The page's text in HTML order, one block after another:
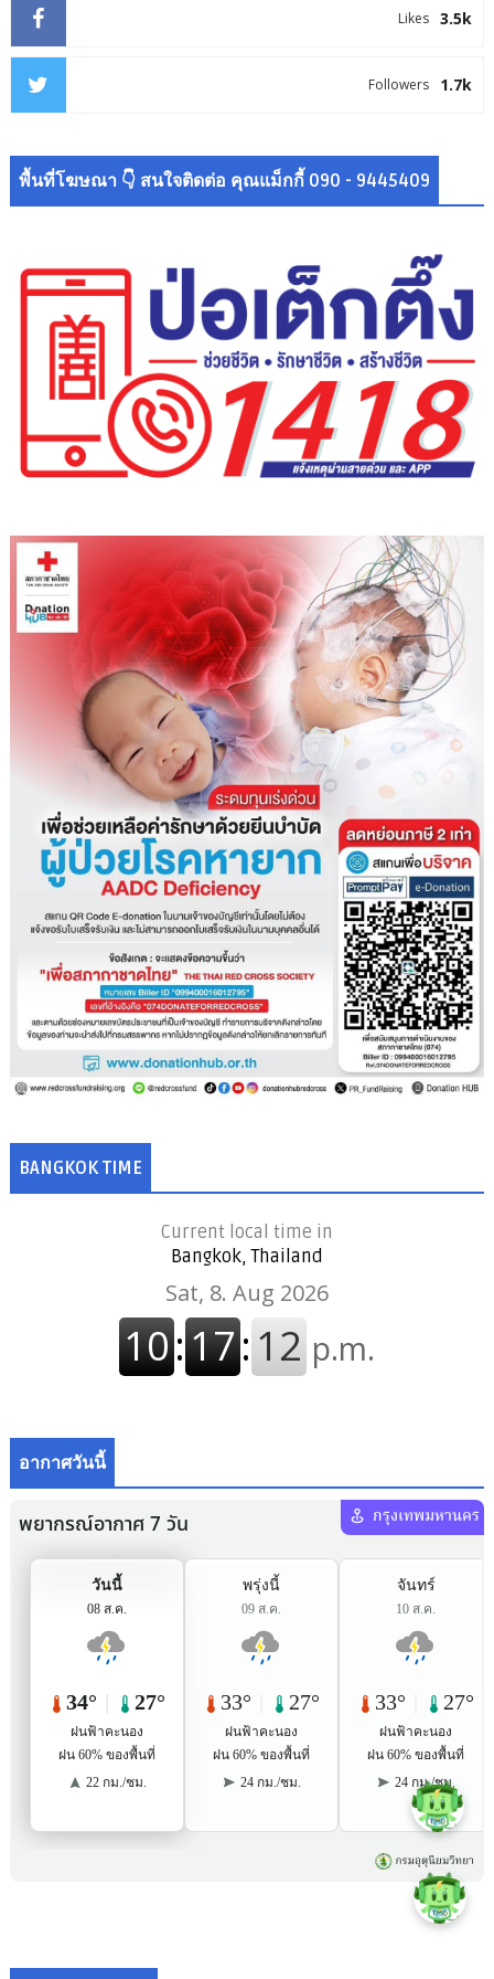
3.5k
Likes
1.7k
Followers
พื้นที่โฆษณา 👇 สนใจติดต่อ คุณแม็กกี้ 090 - 9445409
BANGKOK TIME
Current local time in
Bangkok, Thailand
อากาศวันนี้